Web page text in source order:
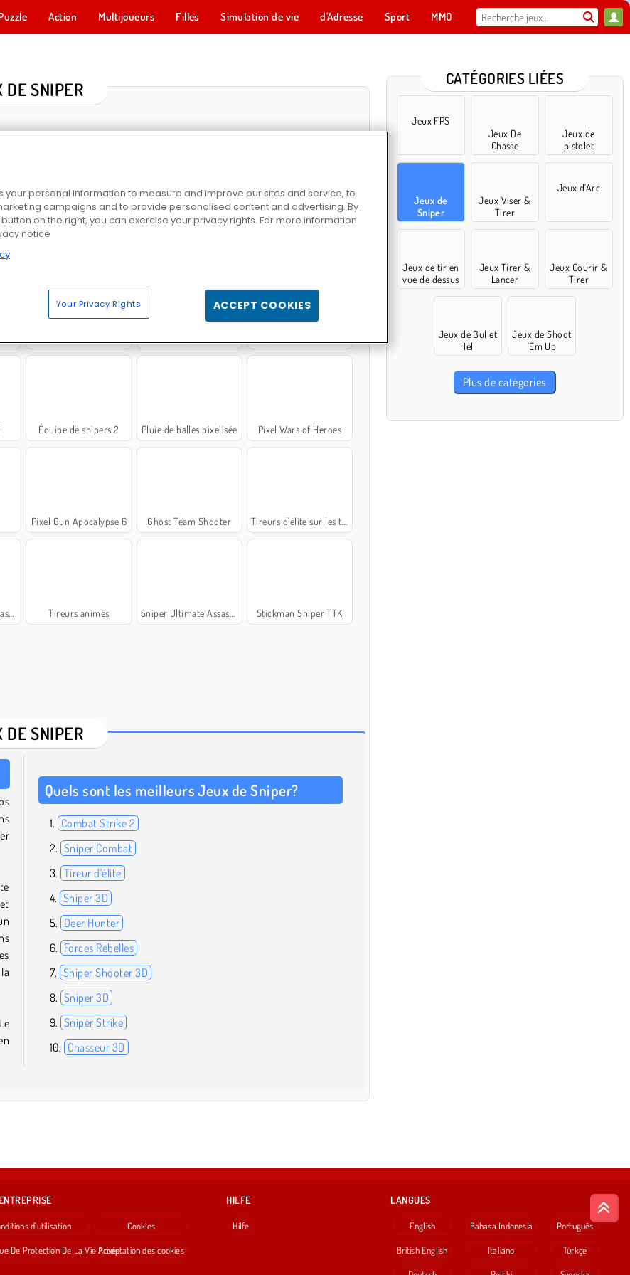
Action Multijoueurs Filles Simulation de vie d'Adresse Sport MMO
DE SNIPER
Équipe de snipers 2 Pluie de balles pixelisée Pixel Wars of Heroes
Pixel Gun Apocalypse 6 Ghost Team Shooter Tireurs d'élite sur les toits
Tireurs animés Sniper Ultimate Assassin 2 Stickman Sniper TTK
DE SNIPER
Quels sont les meilleurs Jeux de Sniper?
Combat Strike 2
Sniper Combat
Tireur d'élite
Sniper 3D
Deer Hunter
Forces Rebelles
Sniper Shooter 3D
Sniper 3D
Sniper Strike
Chasseur 3D
CATÉGORIES LIÉES
Jeux FPS
Jeux De
Chasse
Jeux de
pistolet
Jeux de
Sniper
Jeux Viser &
Tirer
Jeux d'Arc
Jeux de tir en
vue de dessus
Jeux Tirer &
Lancer
Jeux Courir &
Tirer
Jeux de Bullet
Hell
Jeux de Shoot
'Em Up
Plus de catégories
d’utilisation
De Protection De La Vie Privée
Cookies
Acceptation des cookies
HILFE
Hilfe
LANGUES
English
British English
Bahasa Indonesia
Italiano
Português
Türkçe
your personal information to measure and improve our sites and service, to
campaigns and to provide personalised content and advertising. By
on the right, you can exercise your privacy rights. For more information
notice
Your Privacy Rights ACCEPT COOKIES